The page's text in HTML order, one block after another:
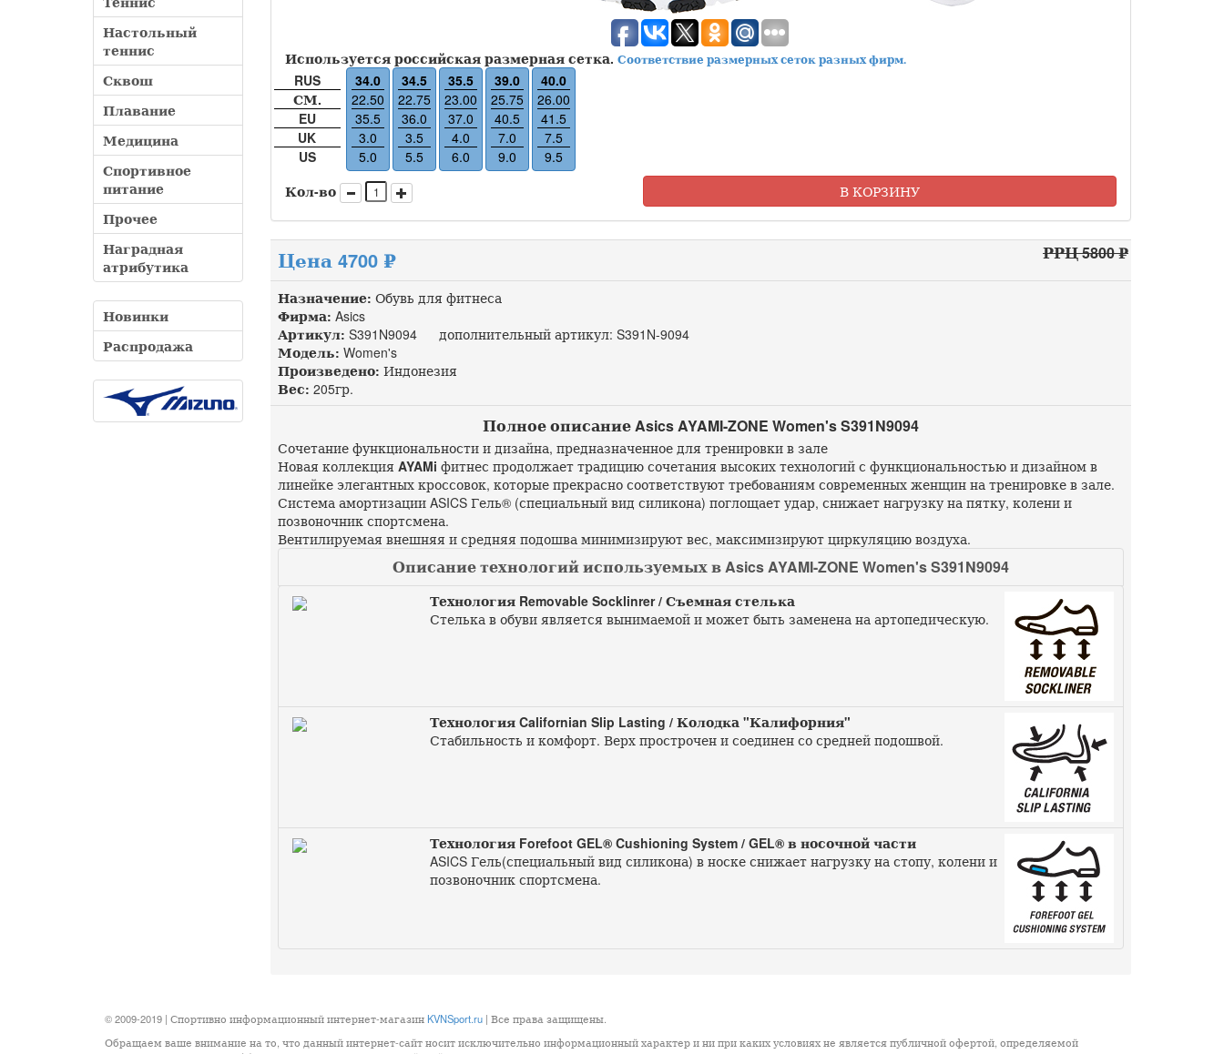
Настольный
теннис
Сквош
Плавание
Медицина
Спортивное
питание
Прочее
Наградная
атрибутика
Новинки
Распродажа
Используется российская размерная сетка. Соответствие размерных сеток разных фирм.
RUS
СМ.
EU
UK
US
34.0
22.50
35.5
3.0
5.0
34.5
22.75
36.0
3.5
5.5
35.5
23.00
37.0
4.0
6.0
39.0
25.75
40.5
7.0
9.0
40.0
26.00
41.5
7.5
9.5
Кол-во
В КОРЗИНУ
Цена 4700 ₽ РРЦ 5800 ₽
Назначение: Обувь для фитнеса
Фирма: Asics
Артикул: S391N9094 дополнительный артикул: S391N-9094
Модель: Women's
Произведено: Индонезия
Вес: 205гр.
Полное описание Asics AYAMI-ZONE Women's S391N9094
Сочетание функциональности и дизайна, предназначенное для тренировки в зале
Новая коллекция AYAMi фитнес продолжает традицию сочетания высоких технологий с функциональностью и дизайном в
линейке элегантных кроссовок, которые прекрасно соответствуют требованиям современных женщин на тренировке в зале.
Система амортизации ASICS Гель® (специальный вид силикона) поглощает удар, снижает нагрузку на пятку, колени и
позвоночник спортсмена.
Вентилируемая внешняя и средняя подошва минимизируют вес, максимизируют циркуляцию воздуха.
Описание технологий используемых в Asics AYAMI-ZONE Women's S391N9094
Технология Removable Socklinrer / Съемная стелька
Стелька в обуви является вынимаемой и может быть заменена на артопедическую.
Технология Californian Slip Lasting / Колодка "Калифорния"
Стабильность и комфорт. Верх прострочен и соединен со средней подошвой.
Технология Forefoot GEL® Cushioning System / GEL® в носочной части
ASICS Гель(специальный вид силикона) в носке снижает нагрузку на стопу, колени и
позвоночник спортсмена.
© 2009-2019 | Спортивно информационный интернет-магазин KVNSport.ru| Все права защищены.
Обращаем ваше внимание на то, что данный интернет-сайт носит исключительно информационный характер и ни при каких условиях не является публичной офертой, определяемой